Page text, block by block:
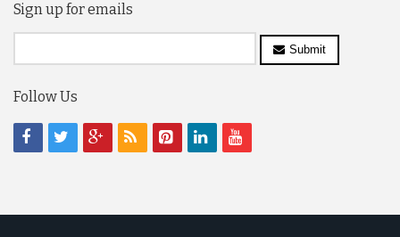
Sign up for emails
Submit
Follow Us